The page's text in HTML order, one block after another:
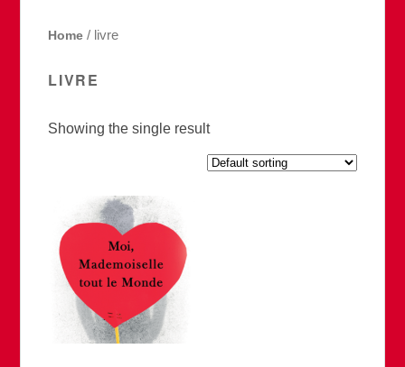
Home / livre
LIVRE
Showing the single result